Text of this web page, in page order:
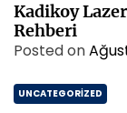
Kadikoy
Rehberi
Posted on
UNCATEGORIZED